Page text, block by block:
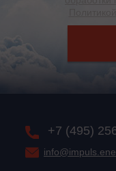
+7 (495)